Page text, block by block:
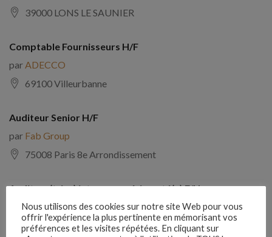
39000 LONS LE SAUNIER
Comptable Fournisseurs H/F
par ADECCO
69100 Villeurbanne
Auditeur Senior H/F
par Fab Group
75008 Paris 8e Arrondissement
Auditeur(trice) interne expérimenté(e) F/H
parComptabilite Emploi
39130 Châtillon
Nous utilisons des cookies sur notre site Web pour vous
offrir l'expérience la plus pertinente en mémorisant vos
préférences et les visites répétées. En cliquant sur